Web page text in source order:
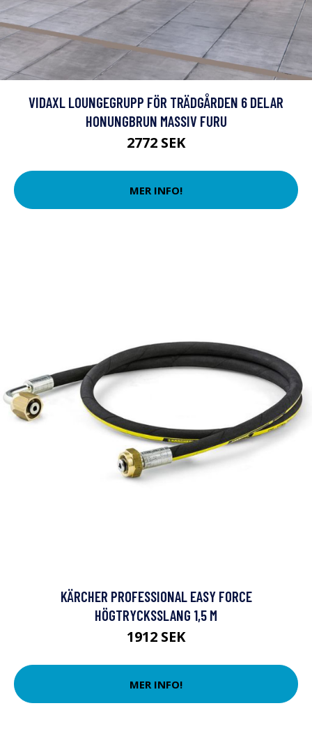
VIDAXL LOUNGEGRUPP FÖR TRÄDGÅRDEN 6 DELAR
HONUNGBRUN MASSIV FURU
2772 SEK
MER INFO!
KÄRCHER PROFESSIONAL EASY FORCE
HÖGTRYCKSSLANG 1,5 M
1912 SEK
MER INFO!